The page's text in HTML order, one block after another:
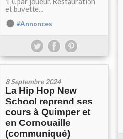
et buvette...
#Annonces
8 Septembre 2024
La Hip Hop New
School reprend ses
cours à Quimper et
en Cornouaille
(communiqué)